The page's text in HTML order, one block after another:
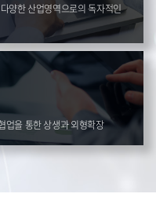
양한 산업영역으로의 독자적인
업을 통한 상생과 외형확장